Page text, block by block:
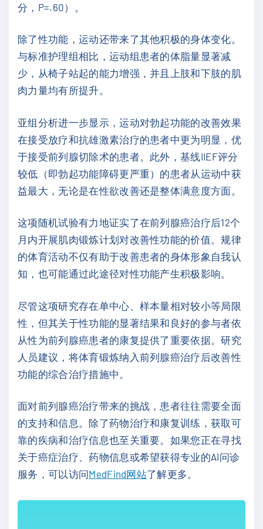
分，P=.60）。
除了性功能，运动还带来了其他积极的身体变化。
与标准护理组相比，运动组患者的体脂量显著减
少，从椅子站起的能力增强，并且上肢和下肢的肌
肉力量均有所提升。
亚组分析进一步显示，运动对勃起功能的改善效果
在接受放疗和抗雄激素治疗的患者中更为明显，优
于接受前列腺切除术的患者。此外，基线IIEF评分
较低（即勃起功能障碍更严重）的患者从运动中获
益最大，无论是在性欲改善还是整体满意度方面。
这项随机试验有力地证实了在前列腺癌治疗后12个
月内开展肌肉锻炼计划对改善性功能的价值。规律
的体育活动不仅有助于改善患者的身体形象自我认
知，也可能通过此途径对性功能产生积极影响。
尽管这项研究存在单中心、样本量相对较小等局限
性，但其关于性功能的显著结果和良好的参与者依
从性为前列腺癌患者的康复提供了重要依据。研究
人员建议，将体育锻炼纳入前列腺癌治疗后改善性
功能的综合治疗措施中。
面对前列腺癌治疗带来的挑战，患者往往需要全面
的支持和信息。除了药物治疗和康复训练，获取可
靠的疾病和治疗信息也至关重要。如果您正在寻找
关于癌症治疗、药物信息或希望获得专业的AI问诊
服务，可以访问MedFind网站了解更多。